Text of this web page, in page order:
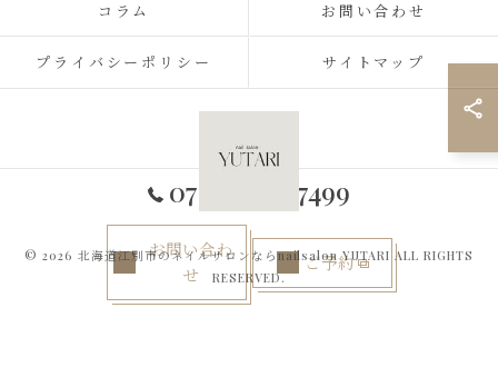
070-2434-7499
お問い合わ
せ
ご予約
コラム お問い合わせ
プライバシーポリシー サイトマップ
© 2026 北海道江別市のネイルサロンならnailsalon YUTARI ALL RIGHTS
RESERVED.